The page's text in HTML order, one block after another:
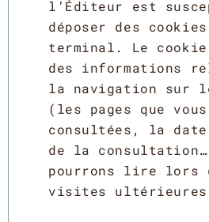
l’Éditeur est
déposer des
terminal. Le
des informations
la navigation sur
(les pages que
consultées, la
de la
pourrons lire lors
visites